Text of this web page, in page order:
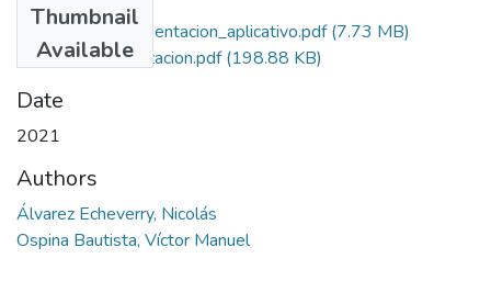
Thumbnail
Available
Diseno_implementacion_aplicativo.pdf(7.73 MB)
Licencia_autorizacion.pdf(198.88 KB)
Date
2021
Authors
Álvarez Echeverry, Nicolás
Ospina Bautista, Víctor Manuel